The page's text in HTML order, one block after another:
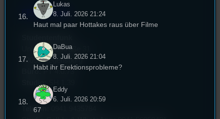
EPK & Presse
Universitätsstraße 31
93053 Regensburg
Büro:PT 4.0.73
Studio:
Telefon:
Lukas
8. Juli. 2026 21:24
Haut mal paar Hottakes raus über Filme
DaBua
8. Juli. 2026 21:04
Habt ihr Erektionsprobleme?
Eddy
6. Juli. 2026 20:59
67